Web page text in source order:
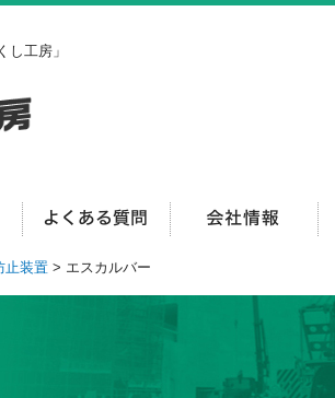
工房」
止装置 > エスカルバー